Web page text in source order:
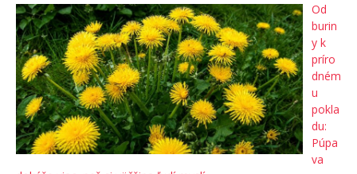
Od
burin
y k
príro
dném
u
pokla
du:
Púpa
va